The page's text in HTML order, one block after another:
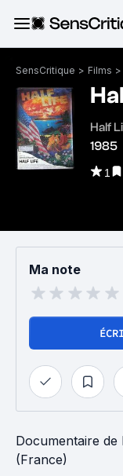
SensCritique > Films >
Half
1985
1
Ma note
Documentaire de
(France)